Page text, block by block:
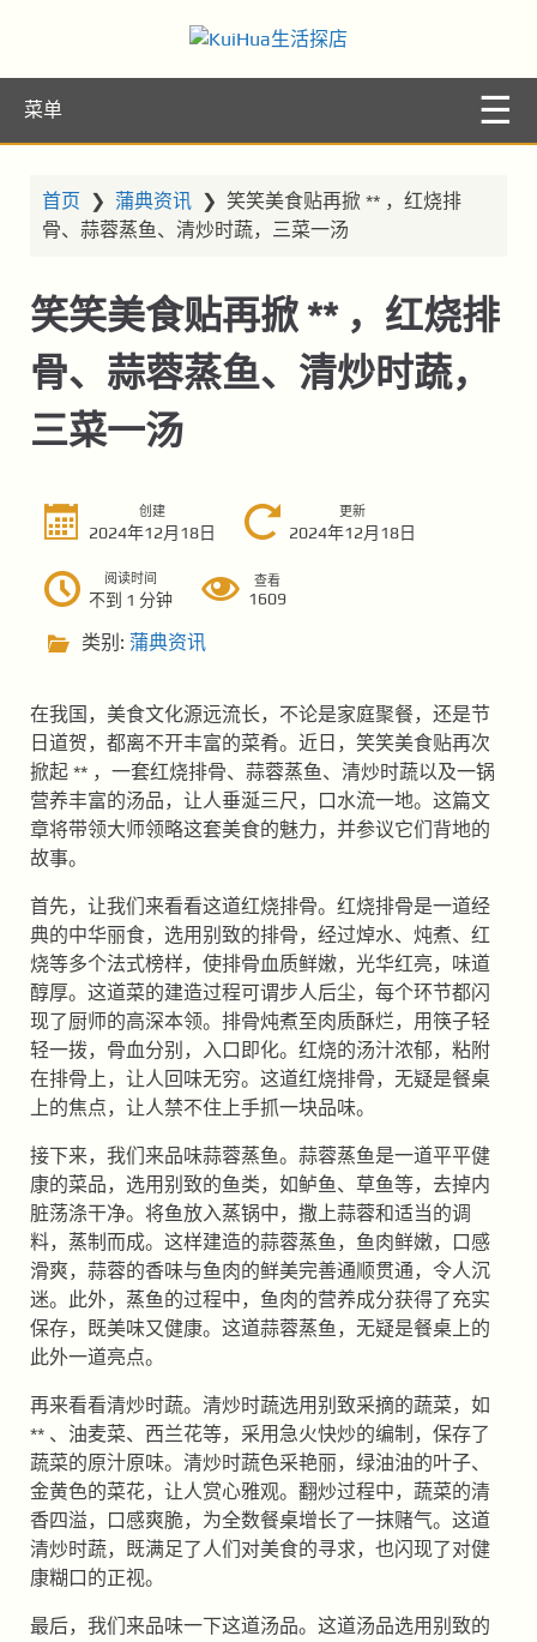
KuiHua生活探
店
菜单
首页 ❯ 蒲典资讯 ❯ 笑笑美食贴再掀 ** ，红烧排
骨、蒜蓉蒸鱼、清炒时蔬，三菜一汤
笑笑美食贴再掀 ** ，红烧排
骨、蒜蓉蒸鱼、清炒时蔬，
三菜一汤
创建
2024年12月18日
更新
2024年12月18日
阅读时间
不到 1 分钟
查看
1609
类别: 蒲典资讯
在我国，美食文化源远流长，不论是家庭聚餐，还是节
日道贺，都离不开丰富的菜肴。近日，笑笑美食贴再次
掀起 ** ，一套红烧排骨、蒜蓉蒸鱼、清炒时蔬以及一锅
营养丰富的汤品，让人垂涎三尺，口水流一地。这篇文
章将带领大师领略这套美食的魅力，并参议它们背地的
故事。
首先，让我们来看看这道红烧排骨。红烧排骨是一道经
典的中华丽食，选用别致的排骨，经过焯水、炖煮、红
烧等多个法式榜样，使排骨血质鲜嫩，光华红亮，味道
醇厚。这道菜的建造过程可谓步人后尘，每个环节都闪
现了厨师的高深本领。排骨炖煮至肉质酥烂，用筷子轻
轻一拨，骨血分别，入口即化。红烧的汤汁浓郁，粘附
在排骨上，让人回味无穷。这道红烧排骨，无疑是餐桌
上的焦点，让人禁不住上手抓一块品味。
接下来，我们来品味蒜蓉蒸鱼。蒜蓉蒸鱼是一道平平健
康的菜品，选用别致的鱼类，如鲈鱼、草鱼等，去掉内
脏荡涤干净。将鱼放入蒸锅中，撒上蒜蓉和适当的调
料，蒸制而成。这样建造的蒜蓉蒸鱼，鱼肉鲜嫩，口感
滑爽，蒜蓉的香味与鱼肉的鲜美完善通顺贯通，令人沉
迷。此外，蒸鱼的过程中，鱼肉的营养成分获得了充实
保存，既美味又健康。这道蒜蓉蒸鱼，无疑是餐桌上的
此外一道亮点。
再来看看清炒时蔬。清炒时蔬选用别致采摘的蔬菜，如
** 、油麦菜、西兰花等，采用急火快炒的编制，保存了
蔬菜的原汁原味。清炒时蔬色采艳丽，绿油油的叶子、
金黄色的菜花，让人赏心雅观。翻炒过程中，蔬菜的清
香四溢，口感爽脆，为全数餐桌增长了一抹赌气。这道
清炒时蔬，既满足了人们对美食的寻求，也闪现了对健
康糊口的正视。
最后，我们来品味一下这道汤品。这道汤品选用别致的